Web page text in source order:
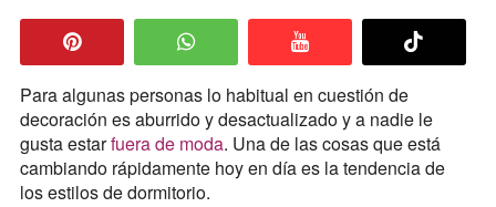
Para algunas personas lo habitual en cuestión de
decoración es aburrido y desactualizado y a nadie le
gusta estarfuera de moda. Una de las cosas que está
cambiando rápidamente hoy en día es la tendencia de
los estilos de dormitorio.